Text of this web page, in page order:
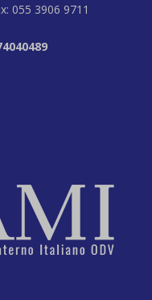
055 3906 9711